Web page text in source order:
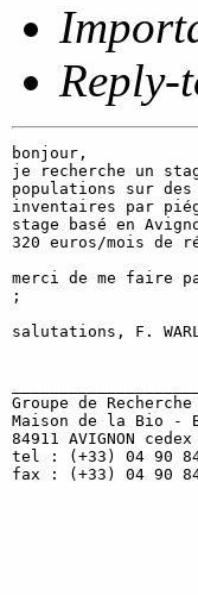
Reply-
bonjour,
je recherche un
populations sur
inventaires par
stage basé en
320 euros/mois de
merci de me faire
;
salutations, F.
Groupe de
Maison de la Bio -
84911 AVIGNON
tel : (+33) 04 90
fax : (+33) 04 90